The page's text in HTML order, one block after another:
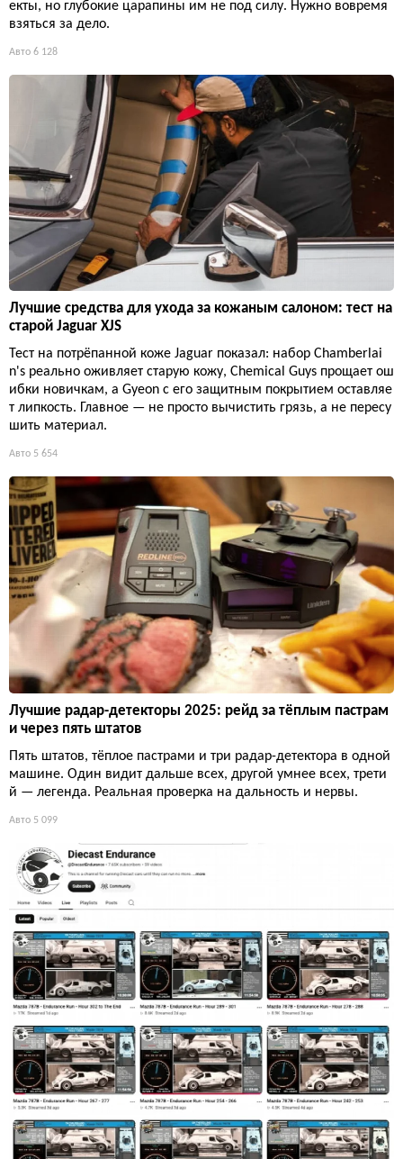
екты, но глубокие царапины им не под силу. Нужно вовремя
взяться за дело.
Авто 6 128
Лучшие средства для ухода за кожаным салоном: тест на
старой Jaguar XJS
Тест на потрёпанной коже Jaguar показал: набор Chamberlai
n's реально оживляет старую кожу, Chemical Guys прощает ош
ибки новичкам, а Gyeon с его защитным покрытием оставляе
т липкость. Главное — не просто вычистить грязь, а не пересу
шить материал.
Авто 5 654
Лучшие радар-детекторы 2025: рейд за тёплым пастрам
и через пять штатов
Пять штатов, тёплое пастрами и три радар-детектора в одной
машине. Один видит дальше всех, другой умнее всех, трети
й — легенда. Реальная проверка на дальность и нервы.
Авто 5 099